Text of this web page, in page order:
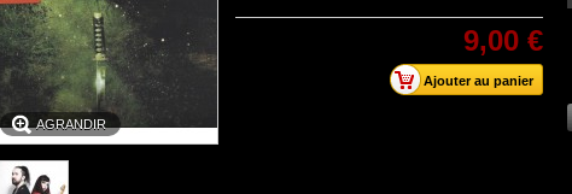
AGRANDIR
9,00 €